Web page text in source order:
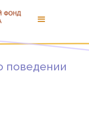
поведении